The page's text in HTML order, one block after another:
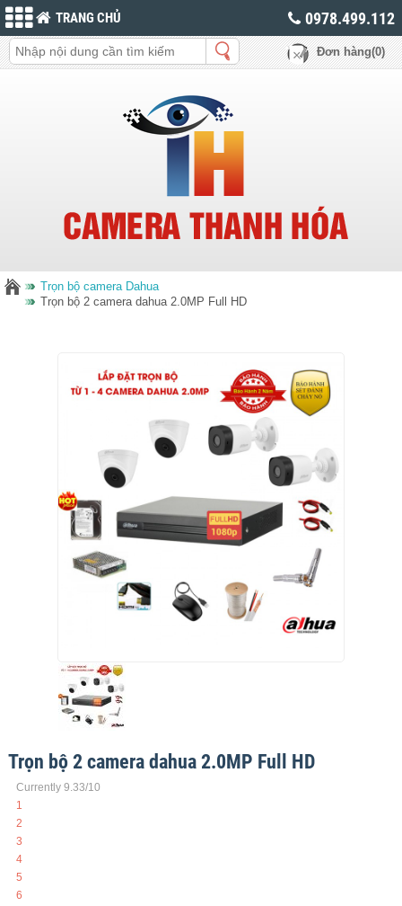
TRANG CHỦ 0978.499.112
Đơn hàng(0)
Trọn bộ camera Dahua
Trọn bộ 2 camera dahua 2.0MP Full HD
Trọn bộ 2 camera dahua 2.0MP Full HD
Currently 9.33/10
1
2
3
4
5
6